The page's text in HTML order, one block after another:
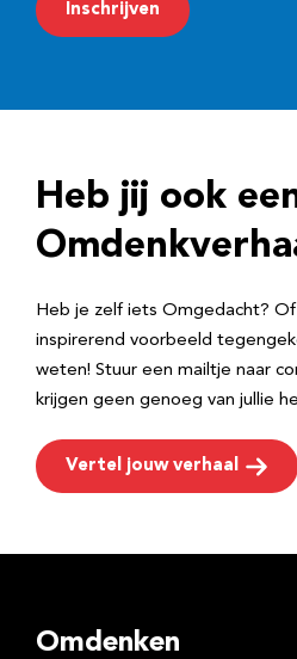
a
r
e
Inschrijven
Heb jij ook
Heb je zelf iets Omgedacht?
inspirerend voorbeeld
weten! Stuur een mailtje naar
krijgen geen genoeg van jullie
Vertel jouw verhaal
Omdenken